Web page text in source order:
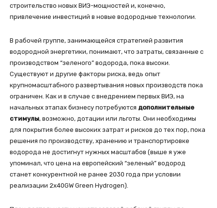
строительство новых ВИЭ-мощностей и, конечно,
привлечение инвестиций в новые водородные технологии.
В рабочей группе, занимающейся стратегией развития
водородной энергетики, понимают, что затраты, связанные с
производством “зеленого” водорода, пока высоки.
Существуют и другие факторы риска, ведь опыт
крупномасштабного развертывания новых производств пока
ограничен. Как и в случае с внедрением первых ВИЭ, на
начальных этапах бизнесу потребуются дополнительные
стимулы, возможно, дотации или льготы. Они необходимы
для покрытия более высоких затрат и рисков до тех пор, пока
решения по производству, хранению и транспортировке
водорода не достигнут нужных масштабов (выше я уже
упоминал, что цена на европейский “зеленый” водород
станет конкурентной не ранее 2030 года при условии
реализации 2x40GW Green Hydrogen).